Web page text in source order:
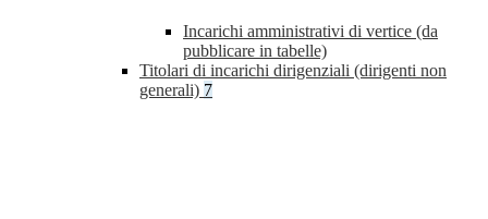
Incarichi amministrativi di vertice (da
pubblicare in tabelle)
Titolari di incarichi dirigenziali (dirigenti non
generali) 7